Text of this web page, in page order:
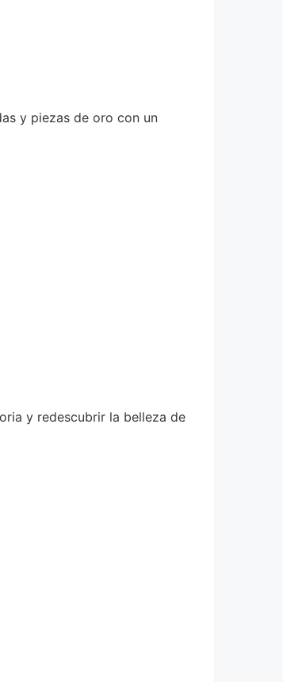
y piezas de oro con un
y redescubrir la belleza de